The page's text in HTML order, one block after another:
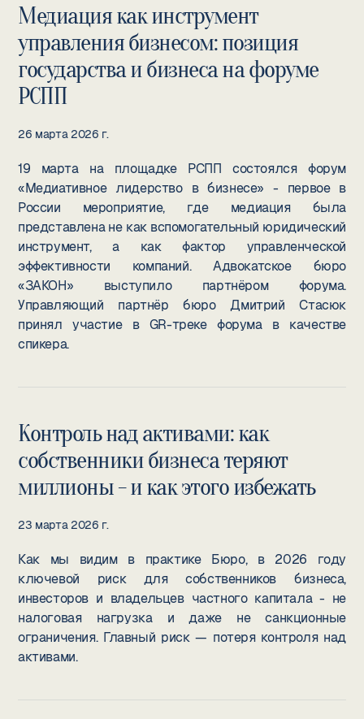
Медиация как инструмент
управления бизнесом: позиция
государства и бизнеса на форуме
РСПП
26 марта 2026 г.
19 марта на площадке РСПП состоялся форум
«Медиативное лидерство в бизнесе» - первое в
России мероприятие, где медиация была
представлена не как вспомогательный юридический
инструмент, а как фактор управленческой
эффективности компаний. Адвокатское бюро
«ЗАКОН» выступило партнёром форума.
Управляющий партнёр бюро Дмитрий Стасюк
принял участие в GR-треке форума в качестве
спикера.
Контроль над активами: как
собственники бизнеса теряют
миллионы - и как этого избежать
23 марта 2026 г.
Как мы видим в практике Бюро, в 2026 году
ключевой риск для собственников бизнеса,
инвесторов и владельцев частного капитала - не
налоговая нагрузка и даже не санкционные
ограничения. Главный риск — потеря контроля над
активами.